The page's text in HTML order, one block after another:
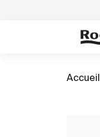
Aller à
Accueil